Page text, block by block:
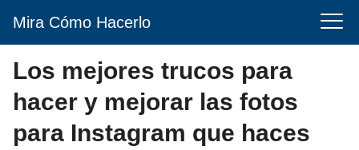
Mira Cómo Hacerlo
Los mejores trucos para
hacer y mejorar las fotos
para Instagram que haces